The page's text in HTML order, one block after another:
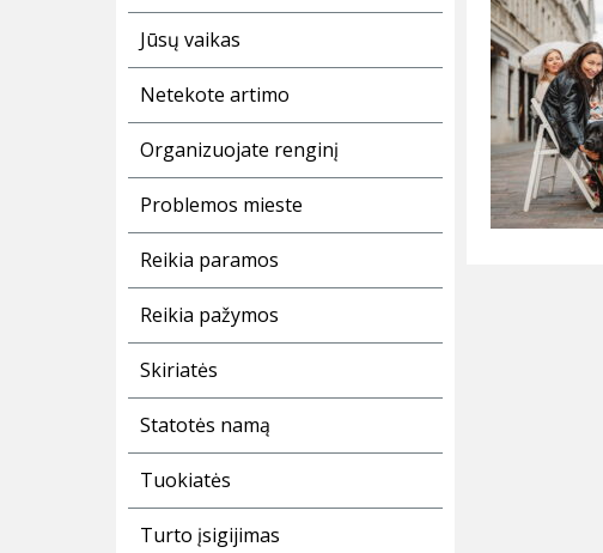
Jūsų vaikas
Netekote artimo
Organizuojate renginį
Problemos mieste
Reikia paramos
Reikia pažymos
Skiriatės
Statotės namą
Tuokiatės
Turto įsigijimas